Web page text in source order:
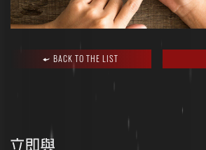
BACK TO THE LIST